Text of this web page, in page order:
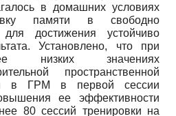
в домашних условиях
памяти в свободно
достижения устойчиво
Установлено, что при
низких значениях
пространственной
в ГРМ в первой сессии
ее эффективности
80 сессий тренировки на